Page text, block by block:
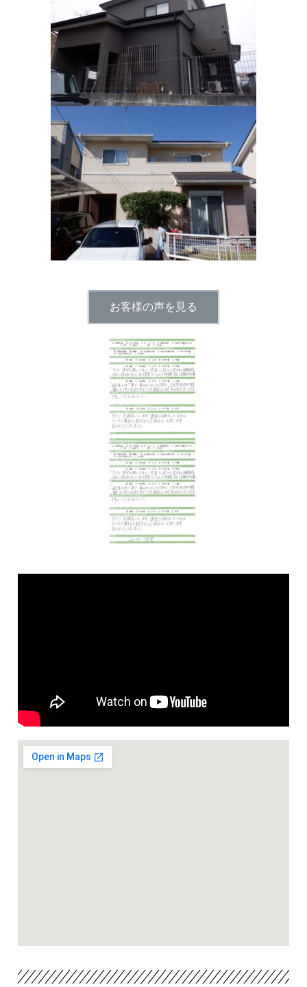
お客様の声を見る